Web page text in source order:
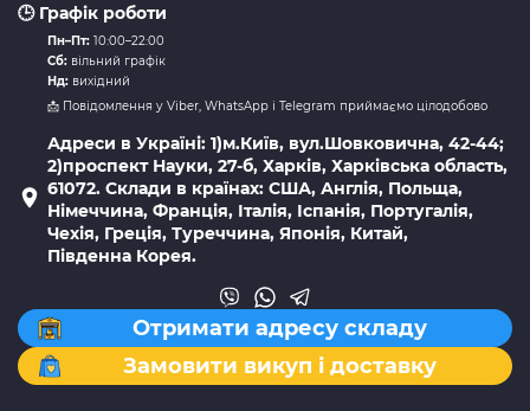
🕒 Графік роботи
Пн–Пт: 10:00–22:00
Сб: вільний графік
Нд: вихідний
📩 Повідомлення у Viber, WhatsApp і Telegram приймаємо цілодобово
Адреси в Україні: 1)м.Київ, вул.Шовковична, 42-44;
2)проспект Науки, 27-б, Харків, Харківська область,
61072. Склади в країнах: США, Англія, Польща,
Німеччина, Франція, Італія, Іспанія, Португалія,
Чехія, Греція, Туреччина, Японія, Китай,
Південна Корея.
Отримати адресу складу
Замовити викуп і доставку